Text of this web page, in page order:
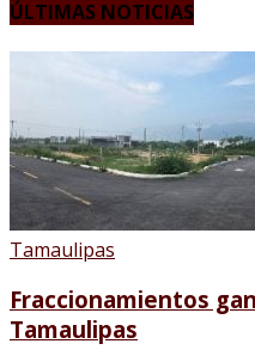
ÚLTIMAS NOTICIAS
Tamaulipas
Fraccionamientos
Tamaulipas